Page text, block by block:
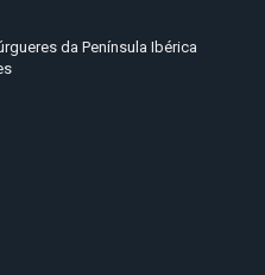
da Península Ibérica